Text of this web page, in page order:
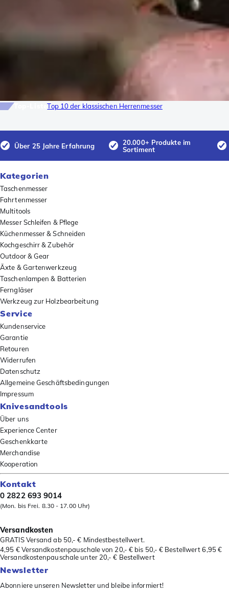
Top-ListeTop 10 der klassischen Herrenmesser
Über 25 Jahre Erfahrung
20.000+ Produkte im
Sortiment
Kategorien
Taschenmesser
Fahrtenmesser
Multitools
Messer Schleifen & Pflege
Küchenmesser & Schneiden
Kochgeschirr & Zubehör
Outdoor & Gear
Äxte & Gartenwerkzeug
Taschenlampen & Batterien
Ferngläser
Werkzeug zur Holzbearbeitung
Service
Kundenservice
Garantie
Retouren
Widerrufen
Datenschutz
Allgemeine Geschäftsbedingungen
Impressum
Knivesandtools
Über uns
Experience Center
Geschenkkarte
Merchandise
Kooperation
Kontakt
0 2822 693 9014
(Mon. bis Frei. 8.30 - 17.00 Uhr)
Versandkosten
GRATIS Versand ab 50,- € Mindestbestellwert.
4,95 € Versandkostenpauschale von 20,- € bis 50,- € Bestellwert 6,95 €
Versandkostenpauschale unter 20,- € Bestellwert
Newsletter
Abonniere unseren Newsletter und bleibe informiert!